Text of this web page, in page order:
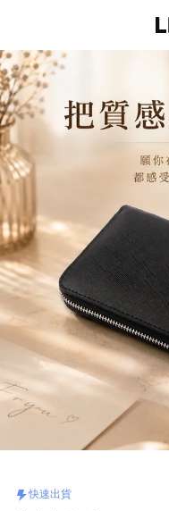
快速出貨